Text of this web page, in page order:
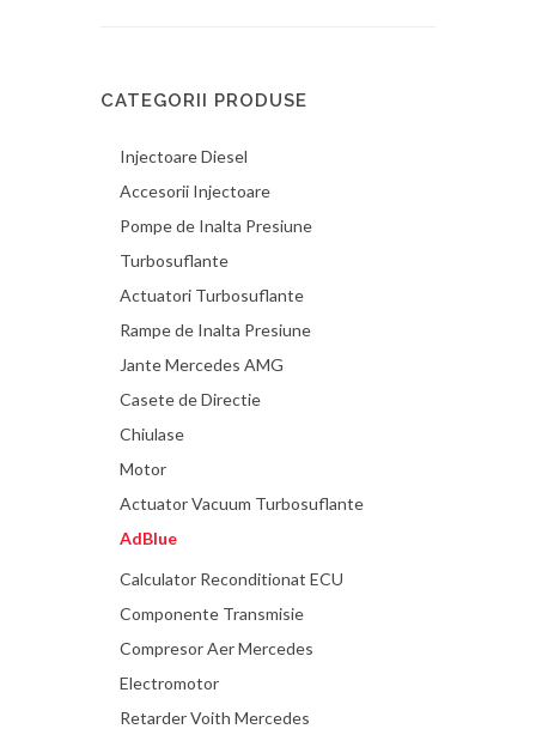
CATEGORII PRODUSE
Injectoare Diesel
Accesorii Injectoare
Pompe de Inalta Presiune
Turbosuflante
Actuatori Turbosuflante
Rampe de Inalta Presiune
Jante Mercedes AMG
Casete de Directie
Chiulase
Motor
Actuator Vacuum Turbosuflante
AdBlue
Calculator Reconditionat ECU
Componente Transmisie
Compresor Aer Mercedes
Electromotor
Retarder Voith Mercedes